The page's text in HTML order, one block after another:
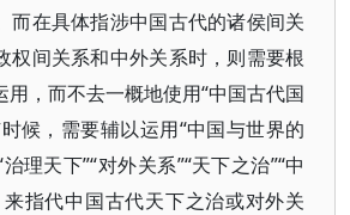
而在具体指涉中国古代的诸侯间关
权间关系和中外关系时，则需要根
用，而不去一概地使用“中国古代国
候，需要辅以运用“中国与世界的
理天下”“对外关系”“天下之治”“中
指代中国古代天下之治或对外关